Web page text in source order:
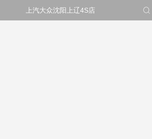
上汽大众沈阳上辽4S店